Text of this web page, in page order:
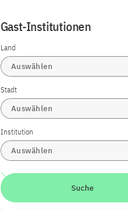
Gast-Institutionen
Land
Auswählen
Stadt
Auswählen
Institution
Auswählen
Suche